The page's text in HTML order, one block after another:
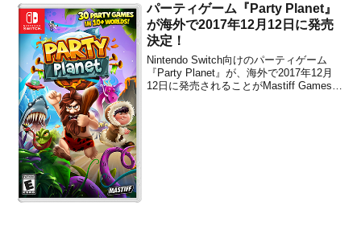
パーティゲーム『Party Planet』
が海外で2017年12月12日に発売
決定！
Nintendo Switch向けのパーティゲーム
『Party Planet』が、海外で2017年12月
12日に発売されることがMastiff Gamesか